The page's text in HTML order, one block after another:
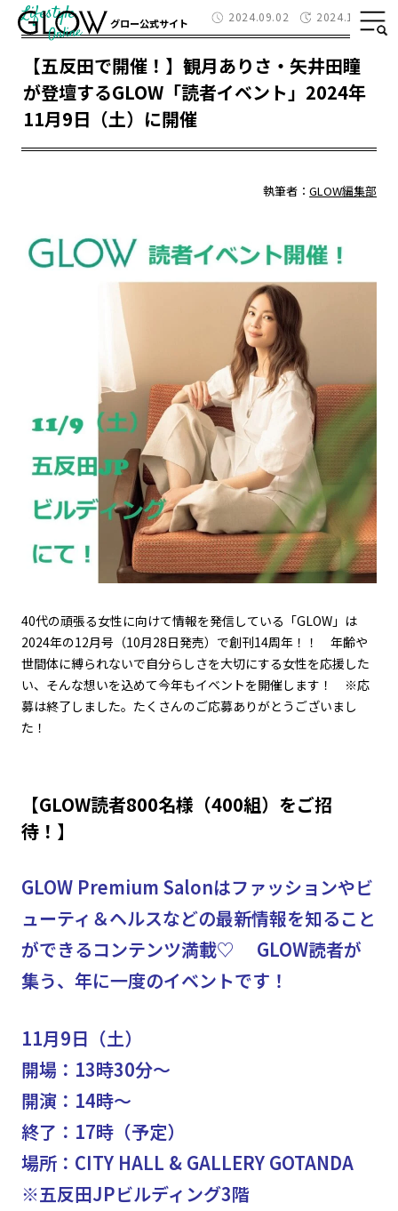
グロー公式サイト 2024.09.02 2024.11.07
Lifestyle
【五反田で開催！】観月ありさ・矢井田瞳
が登壇するGLOW「読者イベント」2024年
11月9日（土）に開催
執筆者：GLOW編集部
40代の頑張る女性に向けて情報を発信している「GLOW」は
2024年の12月号（10月28日発売）で創刊14周年！！ 年齢や
世間体に縛られないで自分らしさを大切にする女性を応援した
い、そんな想いを込めて今年もイベントを開催します！ ※応
募は終了しました。たくさんのご応募ありがとうございまし
た！
【GLOW読者800名様（400組）をご招
待！】
GLOW Premium Salonはファッションやビ
ューティ＆ヘルスなどの最新情報を知ること
ができるコンテンツ満載♡ GLOW読者が
集う、年に一度のイベントです！
11月9日（土）
開場：13時30分～
開演：14時～
終了： 17時（予定）
場所：CITY HALL & GALLERY GOTANDA
※五反田JPビルディング3階